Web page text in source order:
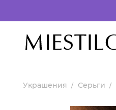
Украшения Серьги